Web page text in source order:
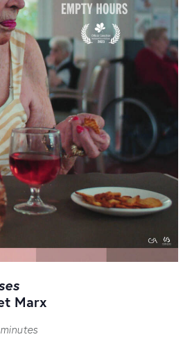
Marx